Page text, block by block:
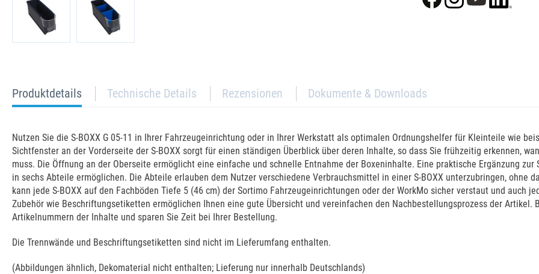
current
tab:
Produktdetails Technische Details Rezensionen Dokumente & Downloads
Nutzen Sie die S-BOXX G 05-11 in Ihrer Fahrzeugeinrichtung oder in Ihrer Werkstatt als optimalen Ordnungshelfer für Kleinteile wie
Sichtfenster an der Vorderseite der S-BOXX sorgt für einen ständigen Überblick über deren Inhalte, so dass Sie frühzeitig erkennen,
muss. Die Öffnung an der Oberseite ermöglicht eine einfache und schnelle Entnahme der Boxeninhalte. Eine praktische Ergänzung zur
in sechs Abteile ermöglichen. Die Abteile erlauben dem Nutzer verschiedene Verbrauchsmittel in einer S-BOXX unterzubringen, ohne
kann jede S-BOXX auf den Fachböden Tiefe 5 (46 cm) der Sortimo Fahrzeugeinrichtungen oder der WorkMo sicher verstaut und auch
Zubehör wie Beschriftungsetiketten ermöglichen Ihnen eine gute Übersicht und vereinfachen den Nachbestellungsprozess der Artikel.
Artikelnummern der Inhalte und sparen Sie Zeit bei Ihrer Bestellung.
Die Trennwände und Beschriftungsetiketten sind nicht im Lieferumfang enthalten.
(Abbildungen ähnlich, Dekomaterial nicht enthalten; Lieferung nur innerhalb Deutschlands)